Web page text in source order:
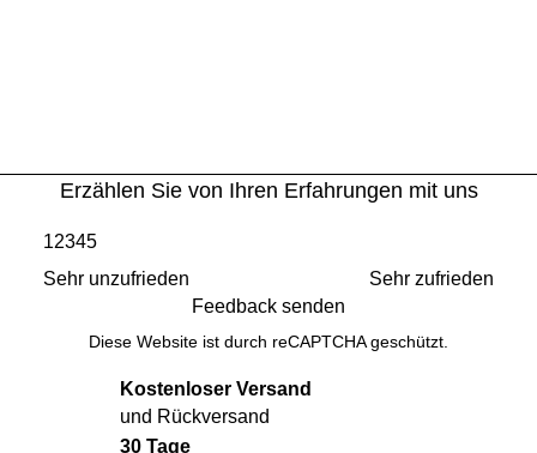
Erzählen Sie von Ihren Erfahrungen mit uns
Sehr unzufrieden
12345
Sehr zufrieden
Feedback senden
Diese Website ist durch reCAPTCHA geschützt.
Kostenloser Versand
und Rückversand
30 Tage